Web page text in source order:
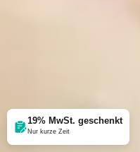
19% MwSt. geschenkt
Nur kurze Zeit